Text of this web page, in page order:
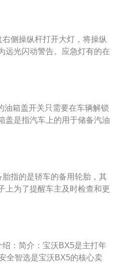
车主指南》统计有3006款，
98.40%，整体配置比例很
侧操纵杆打开大灯，将操纵
远光闪动警告。应急灯有的在
目。以下补充介绍宝沃bx7
上，有雾灯标志，向前旋转
及近光灯：有的在转向灯处有
可(转向时是左右扳动,远近光
一起的三角形。
油箱盖开关只需要在车辆解锁
盖是指汽车上的用于储备汽油
只有一个小小的圆形入口，
置于加油口内，否则，燃油
火灾，烧伤人员。添加燃油时
，并在再次接触加油枪前应
则，可能产生电火花，加油时
指的是轿车的备用轮胎，其
上为了提醒车主及时检查和更
备胎、零压续行轮胎等等形
备胎检测主要是检查胎压和
要尽早对轮胎进行更换。如果
为轮胎侧壁较薄，高速行车
：简介：宝沃BX5是主打年
全智选是宝沃BX5的核心卖
充满张力的车头设计，与溜